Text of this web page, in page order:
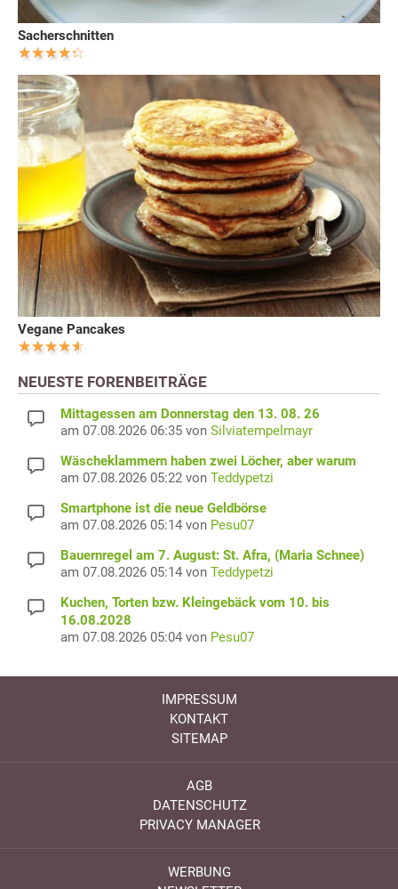
Sacherschnitten
Vegane Pancakes
NEUESTE FORENBEITRÄGE
Mittagessen am Donnerstag den 13. 08. 26
am 07.08.2026 06:35 von Silviatempelmayr
Wäscheklammern haben zwei Löcher, aber warum
am 07.08.2026 05:22 von Teddypetzi
Smartphone ist die neue Geldbörse
am 07.08.2026 05:14 von Pesu07
Bauernregel am 7. August: St. Afra, (Maria Schnee)
am 07.08.2026 05:14 von Teddypetzi
Kuchen, Torten bzw. Kleingebäck vom 10. bis
16.08.2028
am 07.08.2026 05:04 von Pesu07
IMPRESSUM
KONTAKT
SITEMAP
AGB
DATENSCHUTZ
PRIVACY MANAGER
WERBUNG